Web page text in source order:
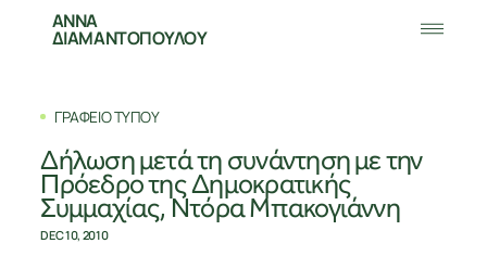
ΑΝΝΑ
ΔΙΑΜΑΝΤΟΠΟΥΛΟΥ
ΓΡΑΦΕΙΟ ΤΥΠΟΥ
Δήλωση μετά τη συνάντηση με την
Πρόεδρο της Δημοκρατικής
Συμμαχίας, Ντόρα Μπακογιάννη
DEC 10, 2010